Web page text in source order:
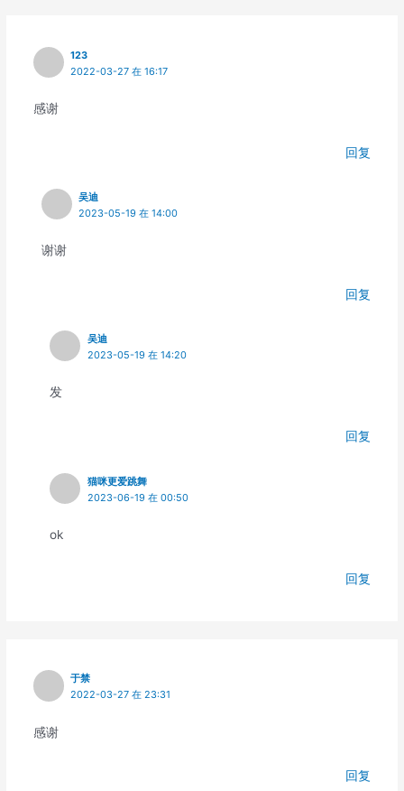
123
2022-03-27 在 16:17
感谢
回复
吴迪
2023-05-19 在 14:00
谢谢
回复
吴迪
2023-05-19 在 14:20
发
回复
猫咪更爱跳舞
2023-06-19 在 00:50
ok
回复
于禁
2022-03-27 在 23:31
感谢
回复